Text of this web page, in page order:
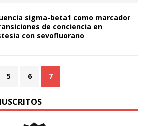
sigma-beta1 como marcador
de conciencia en
con sevofluorano
5 6 7